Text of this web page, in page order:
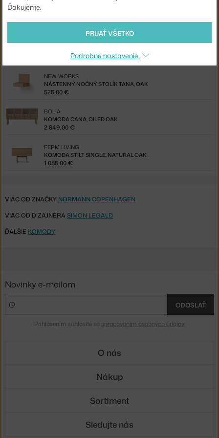
NÁSTENNÝ NOČNÝ STOLÍK TANA, OAK
NEW WORKS
525,00 €
KOMODA CANA, OILED OAK
BOLIA
2 849,00 €
KOMODA STILT SINGLE, NATURAL OAK
FERM LIVING
1 085,00 €
VIAC OD ZNAČKY NORMANN COPENHAGEN
VIAC OD DIZAJNÉRA SIMON LEGALD
ĎALŠIE KOMODY
Ďakujeme.
PRIJAŤ VŠETKO
Podrobné nastavenie
Novinky e-mailom
ODOSLAŤ
Prihlásením súhlasíte so spracovaním osobných údajov.
O nás
Nákup
Sortiment
Sledujte nás